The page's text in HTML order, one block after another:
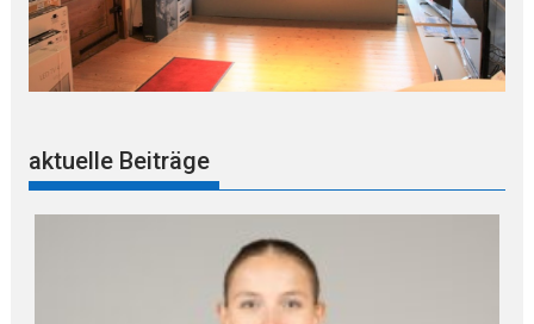
aktuelle Beiträge